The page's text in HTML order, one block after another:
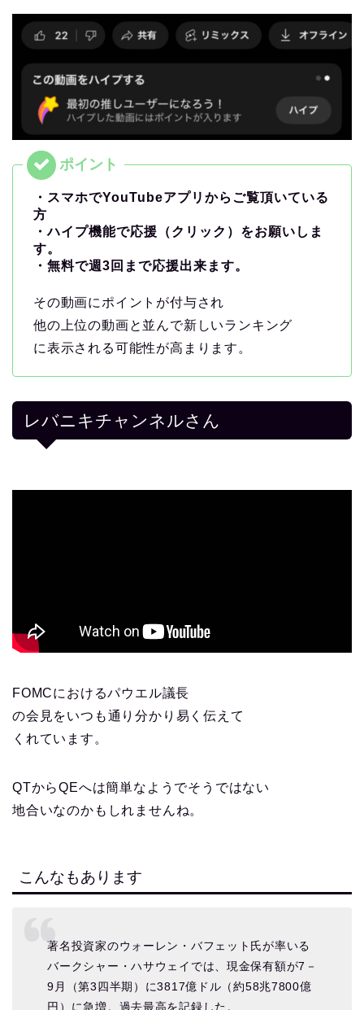
・スマホでYouTubeアプリからご覧頂いている
方
・ハイプ機能で応援（クリック）をお願いしま
す。
・無料で週3回まで応援出来ます。
その動画にポイントが付与され
他の上位の動画と並んで新しいランキング
に表示される可能性が高まります。
レバニキチャンネルさん
FOMCにおけるパウエル議長
の会見をいつも通り分かり易く伝えて
くれています。
QTからQEへは簡単なようでそうではない
地合いなのかもしれませんね。
こんなもあります
著名投資家のウォーレン・バフェット氏が率いる
バークシャー・ハサウェイでは、現金保有額が7－
9月（第3四半期）に3817億ドル（約58兆7800億
円）に急増。過去最高を記録した。